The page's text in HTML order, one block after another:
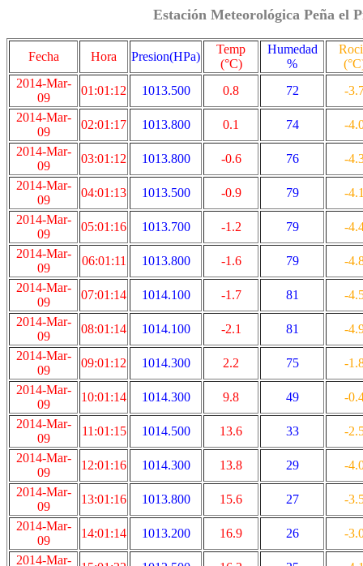
Estación Meteorológica Peña el
Fecha Hora Presion(HPa)
Temp
(°C)
Humedad
%
2014-Mar-
09
01:01:12 1013.500 0.8 72
-
2014-Mar-
09
02:01:17 1013.800 0.1 74
-
2014-Mar-
09
03:01:12 1013.800 -0.6 76
-
2014-Mar-
09
04:01:13 1013.500 -0.9 79
-
2014-Mar-
09
05:01:16 1013.700 -1.2 79
-
2014-Mar-
09
06:01:11 1013.800 -1.6 79
-
2014-Mar-
09
07:01:14 1014.100 -1.7 81
-
2014-Mar-
09
08:01:14 1014.100 -2.1 81
-
2014-Mar-
09
09:01:12 1014.300 2.2 75
-
2014-Mar-
09
10:01:14 1014.300 9.8 49
-
2014-Mar-
09
11:01:15 1014.500 13.6 33
-
2014-Mar-
09
12:01:16 1014.300 13.8 29
-
2014-Mar-
09
13:01:16 1013.800 15.6 27
-
2014-Mar-
09
14:01:14 1013.200 16.9 26
-
2014-Mar-